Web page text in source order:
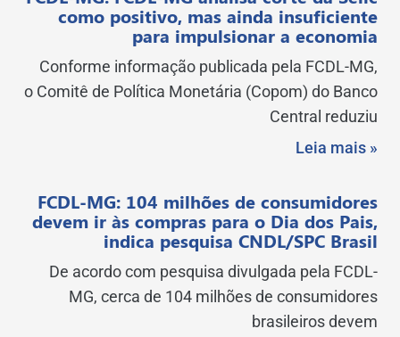
como positivo, mas ainda insuficiente
para impulsionar a economia
Conforme informação publicada pela FCDL-MG,
o Comitê de Política Monetária (Copom) do Banco
Central reduziu
Leia mais »
FCDL-MG: 104 milhões de consumidores
devem ir às compras para o Dia dos Pais,
indica pesquisa CNDL/SPC Brasil
De acordo com pesquisa divulgada pela FCDL-
MG, cerca de 104 milhões de consumidores
brasileiros devem